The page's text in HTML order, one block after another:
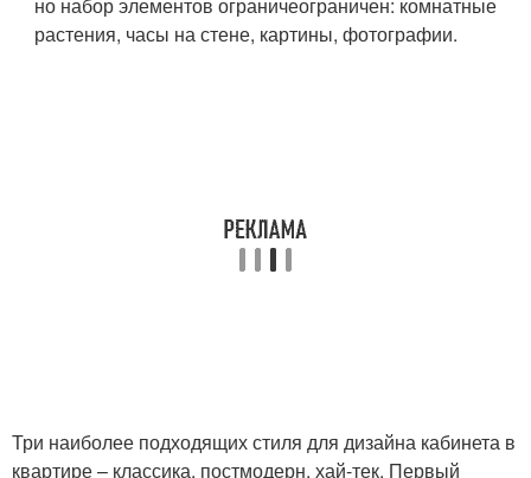
растения, часы на стене, картины, фотографии.
Три наиболее подходящих стиля для дизайна кабинета в
квартире – классика, постмодерн, хай-тек. Первый